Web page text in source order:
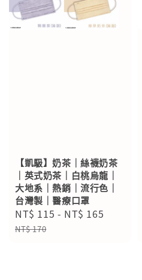
【凱馺】奶茶｜絲襪奶茶
｜英式奶茶｜白桃烏龍｜
大地系｜熱銷｜流行色｜
台灣製｜醫療口罩
Sale
price
NT$ 115 - NT$ 165
NT$ 170